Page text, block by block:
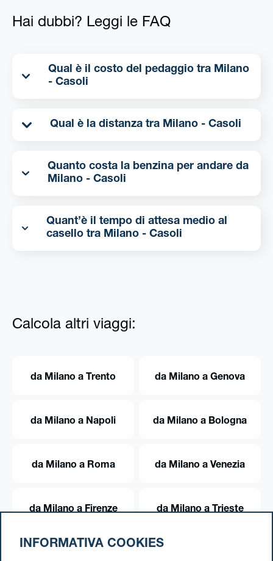
Hai dubbi? Leggi le FAQ
Qual è il costo del pedaggio tra Milano
- Casoli
Qual è la distanza tra Milano - Casoli
Quanto costa la benzina per andare da
Milano - Casoli
Quant’è il tempo di attesa medio al
casello tra Milano - Casoli
Calcola altri viaggi:
da Milano a Trento da Milano a Genova
da Milano a Napoli da Milano a Bologna
da Milano a Roma da Milano a Venezia
da Milano a Firenze da Milano a Trieste
INFORMATIVA COOKIES